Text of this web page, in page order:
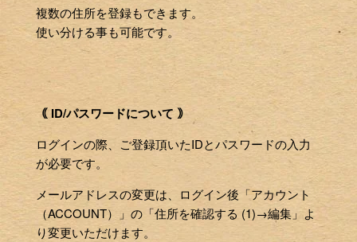
複数の住所を登録もできます。
使い分ける事も可能です。
｟ ID/パスワードについて ｠
ログインの際、ご登録頂いたIDとパスワードの入力
が必要です。
メールアドレスの変更は、ログイン後「アカウント
（ACCOUNT）」の「住所を確認する (1)→編集」よ
り変更いただけます。